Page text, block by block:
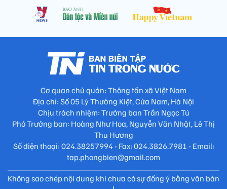
Cơ quan chủ quản: Thông tấn xã Việt Nam
Địa chỉ: Số 05 Lý Thường Kiệt, Cửa Nam, Hà Nội
Chịu trách nhiệm: Trưởng ban Trần Ngọc Tú
Phó Trưởng ban: Hoàng Như Hoa, Nguyễn Văn Nhật, Lê Thị
Thu Hương
Số điện thoại: 024.38257994 - Fax: 024.3826.7981 - Email:
tap.phongbien@gmail.com
Không sao chép nội dung khi chưa có sự đồng ý bằng văn bản